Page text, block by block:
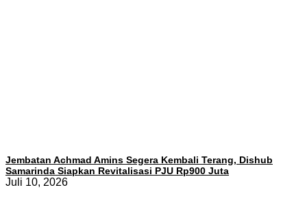
Jembatan Achmad Amins Segera Kembali Terang, Dishub
Samarinda Siapkan Revitalisasi PJU Rp900 Juta
Juli 10, 2026